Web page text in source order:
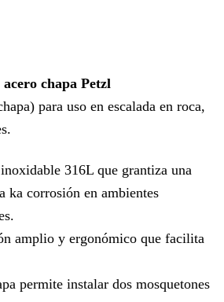
chapa Petzl
para uso en escalada en roca,
316L que grantiza una
ka corrosión en ambientes
amplio y ergonómico que facilita
permite instalar dos mosquetones